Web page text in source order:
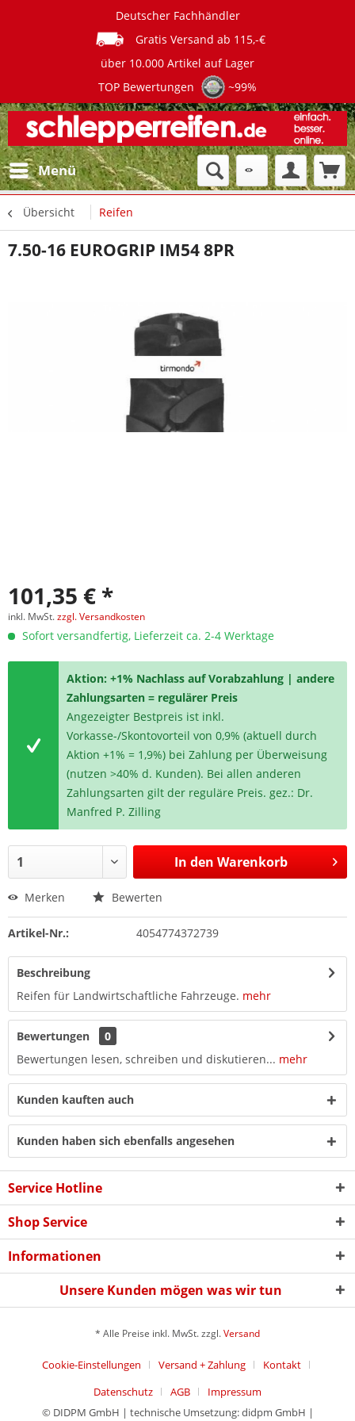
Deutscher Fachhändler
Gratis Versand ab 115,-€
über 10.000 Artikel auf Lager
TOP Bewertungen
~99%
Menü
Übersicht Reifen
7.50-16 EUROGRIP IM54 8PR
101,35 € *
inkl. MwSt.zzgl. Versandkosten
Sofort versandfertig, Lieferzeit ca. 2-4 Werktage
Aktion: +1% Nachlass auf Vorabzahlung | andere
Zahlungsarten = regulärer Preis
Angezeigter Bestpreis ist inkl.
Vorkasse-/Skontovorteil von 0,9% (aktuell durch
Aktion +1% = 1,9%) bei Zahlung per Überweisung
(nutzen >40% d. Kunden). Bei allen anderen
Zahlungsarten gilt der reguläre Preis. gez.: Dr.
Manfred P. Zilling
In den Warenkorb
Merken Bewerten
Artikel-Nr.: 4054774372739
Beschreibung
Reifen für Landwirtschaftliche Fahrzeuge. mehr
Bewertungen
0
Bewertungen lesen, schreiben und diskutieren... mehr
Kunden kauften auch
Kunden haben sich ebenfalls angesehen
Service Hotline
Shop Service
Informationen
Unsere Kunden mögen was wir tun
* Alle Preise inkl. MwSt. zzgl.Versand
Cookie-Einstellungen Versand + Zahlung
Kontakt
Datenschutz
AGB
Impressum
© DIDPM GmbH | technische Umsetzung: didpm GmbH |